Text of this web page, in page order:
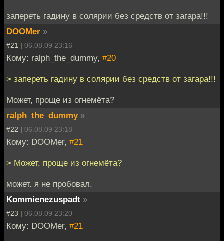
запереть гадину в солярии без средств от загара!!!
DOOMer »
#21 | 06.08.09 23:16
Кому: ralph_the_dummy, #20
> запереть гадину в солярии без средств от загара!!!
Может, проще из огнемёта?
ralph_the_dummy »
#22 | 06.08.09 23:18
Кому: DOOMer, #21
> Может, проще из огнемёта?
может. я не пробовал.
Kommienezuspadt »
#23 | 06.08.09 23:20
Кому: DOOMer, #21